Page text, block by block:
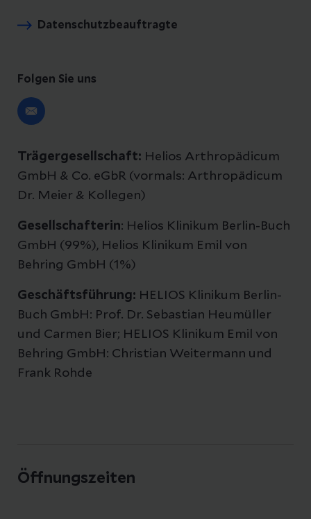
Datenschutzbeauftragte
Folgen Sie uns
Trägergesellschaft: Helios Arthropädicum
GmbH & Co. eGbR (vormals: Arthropädicum
Dr. Meier & Kollegen)
Gesellschafterin: Helios Klinikum Berlin-Buch
GmbH (99%), Helios Klinikum Emil von
Behring GmbH (1%)
Geschäftsführung: HELIOS Klinikum Berlin-
Buch GmbH: Prof. Dr. Sebastian Heumüller
und Carmen Bier; HELIOS Klinikum Emil von
Behring GmbH: Christian Weitermann und
Frank Rohde
Öffnungszeiten